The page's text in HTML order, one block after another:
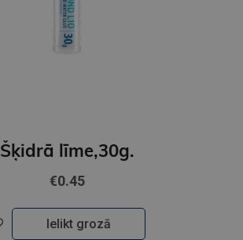
Šķidrā līme,30g.
€0.45
Ielikt grozā